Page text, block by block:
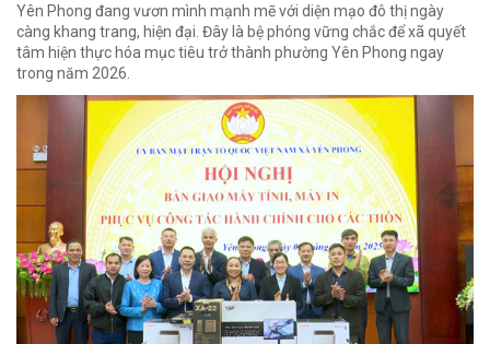
Yên Phong đang vươn mình mạnh mẽ với diện mạo đô thị ngày
càng khang trang, hiện đại. Đây là bệ phóng vững chắc để xã quyết
tâm hiện thực hóa mục tiêu trở thành phường Yên Phong ngay
trong năm 2026.